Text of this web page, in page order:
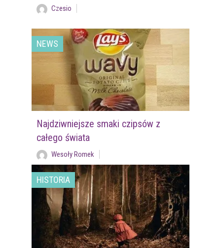
Czesio
NEWS
Najdziwniejsze smaki czipsów z
całego świata
Wesoły Romek
HISTORIA